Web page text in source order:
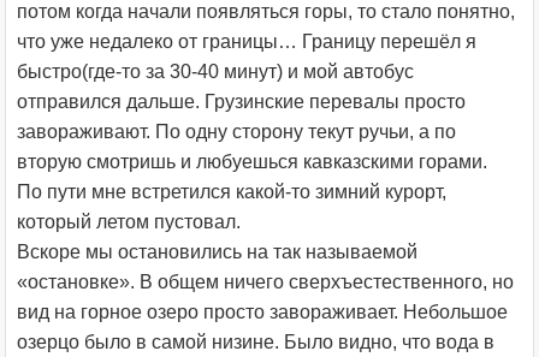
потом когда начали появляться горы, то стало понятно,
что уже недалеко от границы… Границу перешёл я
быстро(где-то за 30-40 минут) и мой автобус
отправился дальше. Грузинские перевалы просто
завораживают. По одну сторону текут ручьи, а по
вторую смотришь и любуешься кавказскими горами.
По пути мне встретился какой-то зимний курорт,
который летом пустовал.
Вскоре мы остановились на так называемой
«остановке». В общем ничего сверхъестественного, но
вид на горное озеро просто завораживает. Небольшое
озерцо было в самой низине. Было видно, что вода в